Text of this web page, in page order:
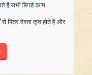
हैं सभी बिगड़े काम
से पितर देवता तृप्त होते हैं और